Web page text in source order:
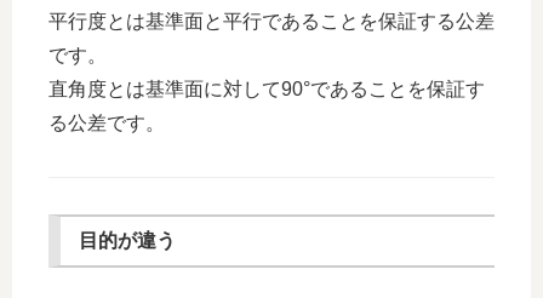
平行度とは基準面と平行であることを保証する公差
です。
直角度とは基準面に対して90°であることを保証す
る公差です。
目的が違う